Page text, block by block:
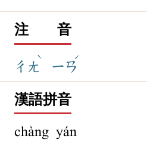
注 音
ㄔㄤ
ˋ
ㄧㄢ
ˊ
漢語拼音
chàng yán